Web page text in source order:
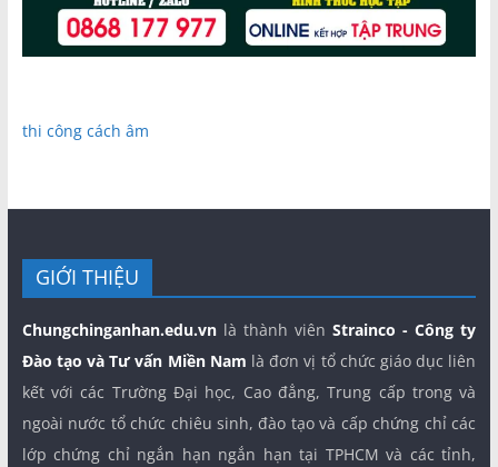
thi công cách âm
GIỚI THIỆU
Chungchinganhan.edu.vnlà thành viênStrainco - Công ty
Đào tạo và Tư vấn Miền Nam là đơn vị tổ chức giáo dục liên
kết với các Trường Đại học, Cao đẳng, Trung cấp trong và
ngoài nước tổ chức chiêu sinh, đào tạo và cấp chứng chỉ các
lớp chứng chỉ ngắn hạn ngắn hạn tại TPHCM và các tỉnh,